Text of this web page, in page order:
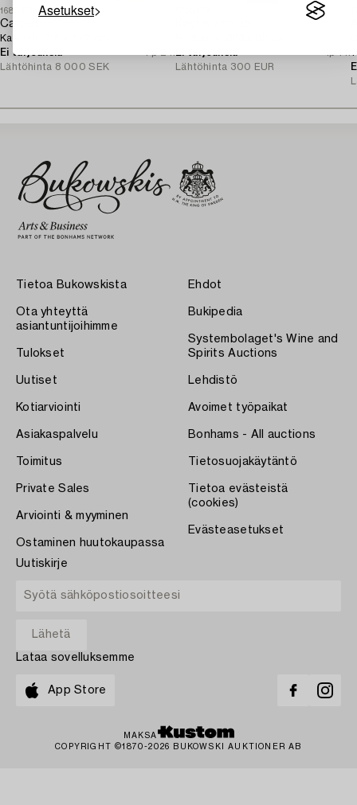
Asetukset
1689436
Carpet,
Kashmir, 315 x 222 cm.
Ei tarjouksia
Lähtöhinta 8 000 SEK
Lähtöhinta 300 EUR
Tietoa Bukowskista
Ota yhteyttä
asiantuntijoihimme
Tulokset
Uutiset
Kotiarviointi
Asiakaspalvelu
Toimitus
Private Sales
Arviointi & myyminen
Ostaminen huutokaupassa
Ehdot
Bukipedia
Systembolaget's Wine and
Spirits Auctions
Lehdistö
Avoimet työpaikat
Bonhams - All auctions
Tietosuojakäytäntö
Tietoa evästeistä
(cookies)
Evästeasetukset
Uutiskirje
Lataa sovelluksemme
App Store
MAKSA
COPYRIGHT ©1870-2026 BUKOWSKI AUKTIONER AB